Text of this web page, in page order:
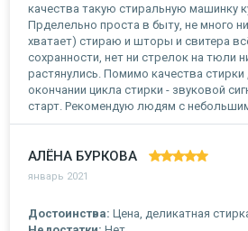
качества такую стиральную машинку
Прделельно проста в быту, не много
хватает) стираю и шторы и свитера
сохранности, нет ни стрелок на тюли
растянулись. Помимо качества
окончании цикла стирки - звуковой
старт. Рекомендую людям с
АЛЁНА БУРКОВА
январь 2021
Достоинства: Цена, деликатная